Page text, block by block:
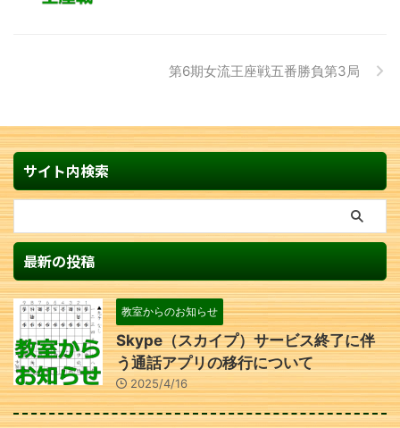
第6期女流王座戦五番勝負第3局
サイト内検索
最新の投稿
教室からのお知らせ
Skype（スカイプ）サービス終了に伴
う通話アプリの移行について
2025/4/16